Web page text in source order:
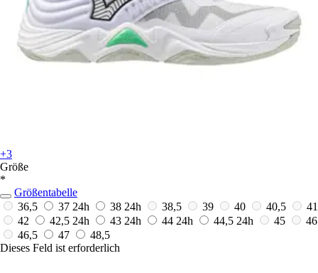
+3
Größe
*
Größentabelle
36,5
37 24h 38 24h 38,5 39 40 40,5
41
42
42,5 24h 43 24h 44 24h 44,5 24h 45
46
46,5
47
48,5
Dieses Feld ist erforderlich